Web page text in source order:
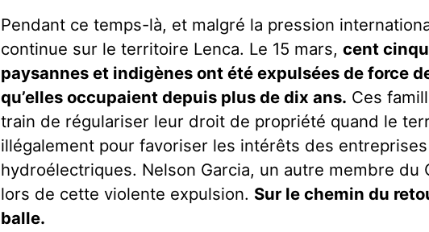
Pendant ce temps-là, et malgré la pression
continue sur le territoire Lenca. Le 15 mars,cent
paysannes et indigènes ont été expulsées de force
qu’elles occupaient depuis plus de dix ans. Ces
train de régulariser leur droit de propriété quand le
illégalement pour favoriser les intérêts des entreprises
hydroélectriques. Nelson Garcia, un autre membre du
lors de cette violente expulsion. Sur le chemin du
balle.